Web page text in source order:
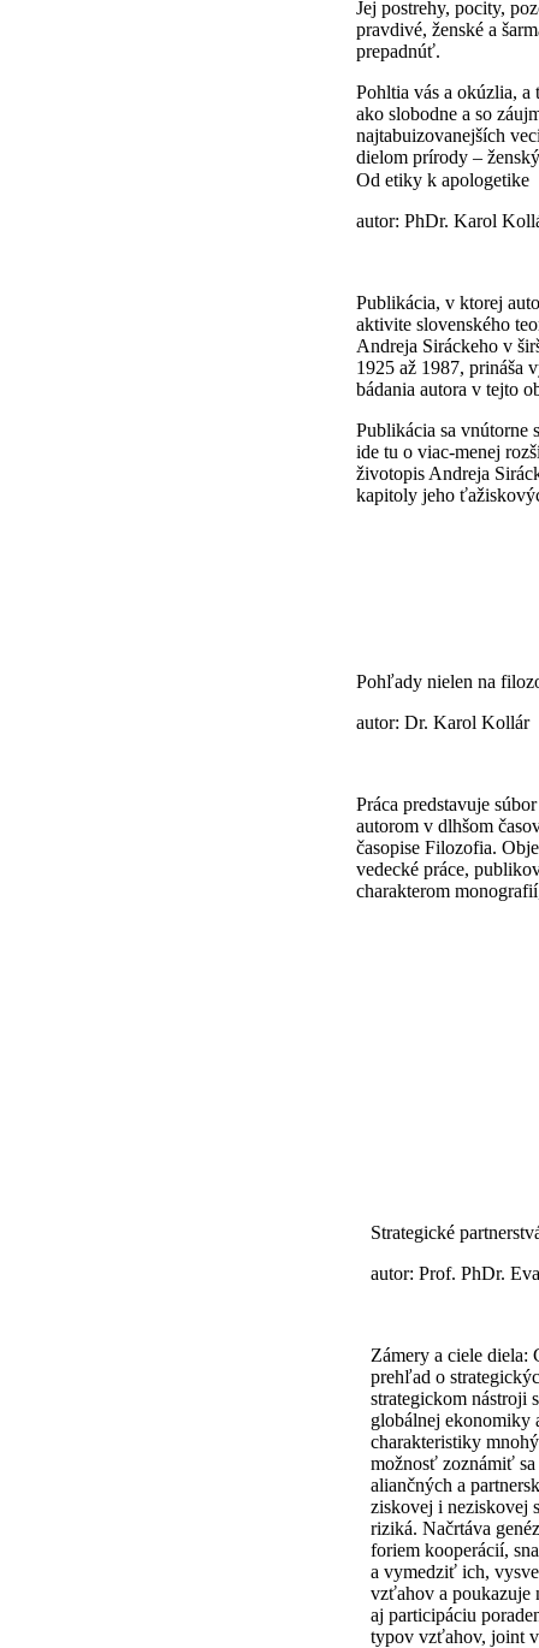
Jej postrehy, pocity,
pravdivé, ženské a
prepadnúť.
Pohltia vás a okúzlia,
ako slobodne a so
najtabuizovanejších
dielom prírody –
Od etiky k apologetike
autor: PhDr. Karol
Publikácia, v ktorej
aktivite slovenského
Andreja Siráckeho v
1925 až 1987, prináša
bádania autora v tejto
Publikácia sa vnútorne
ide tu o viac-menej
životopis Andreja
kapitoly jeho
Pohľady nielen na
autor: Dr. Karol Kollár
Práca predstavuje
autorom v dlhšom
časopise Filozofia.
vedecké práce,
charakterom
Strategické
autor: Prof. PhDr.
Zámery a ciele
prehľad o
strategickom nástroji
globálnej ekonomiky
charakteristiky
možnosť zoznámiť
aliančných a
ziskovej i neziskovej
riziká. Načrtáva
foriem kooperácií,
a vymedziť ich,
vzťahov a poukazuje
aj participáciu
typov vzťahov, joint